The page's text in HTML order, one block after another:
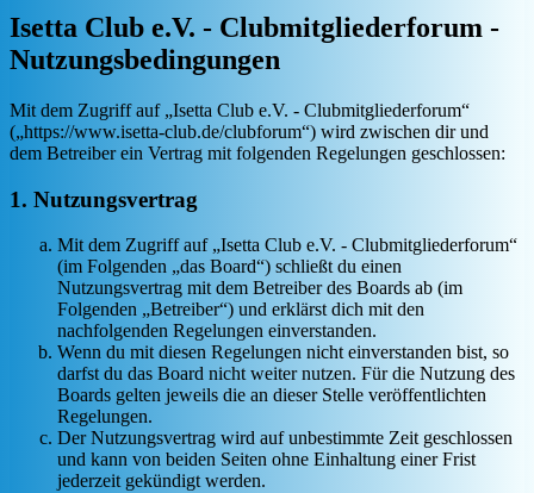
Isetta Club e.V. - Clubmitgliederforum -
Nutzungsbedingungen
Mit dem Zugriff auf „Isetta Club e.V. - Clubmitgliederforum“
(„https://www.isetta-club.de/clubforum“) wird zwischen dir und
dem Betreiber ein Vertrag mit folgenden Regelungen geschlossen:
1. Nutzungsvertrag
Mit dem Zugriff auf „Isetta Club e.V. - Clubmitgliederforum“
(im Folgenden „das Board“) schließt du einen
Nutzungsvertrag mit dem Betreiber des Boards ab (im
Folgenden „Betreiber“) und erklärst dich mit den
nachfolgenden Regelungen einverstanden.
Wenn du mit diesen Regelungen nicht einverstanden bist, so
darfst du das Board nicht weiter nutzen. Für die Nutzung des
Boards gelten jeweils die an dieser Stelle veröffentlichten
Regelungen.
Der Nutzungsvertrag wird auf unbestimmte Zeit geschlossen
und kann von beiden Seiten ohne Einhaltung einer Frist
jederzeit gekündigt werden.